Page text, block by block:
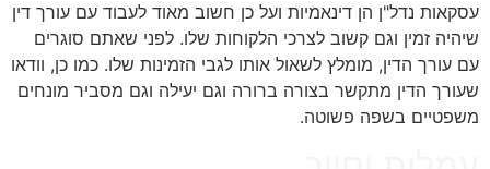
עסקאות נדל"ן הן דינאמיות ועל כן חשוב מאוד לעבוד עם עורך דין
שיהיה זמין וגם קשוב לצרכי הלקוחות שלו. לפני שאתם סוגרים
עם עורך הדין, מומלץ לשאול אותו לגבי הזמינות שלו. כמו כן, וודאו
שעורך הדין מתקשר בצורה ברורה וגם יעילה וגם מסביר מונחים
משפטיים בשפה פשוטה.